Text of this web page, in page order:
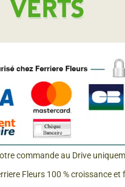
commande au Drive
Fleurs 100 % croissance et